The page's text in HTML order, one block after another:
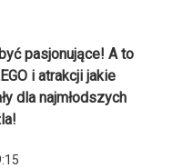
pasjonujące! A to
i atrakcji jakie
dla najmłodszych